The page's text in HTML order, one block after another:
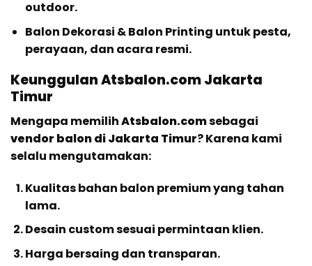
outdoor.
Balon Dekorasi & Balon Printing untuk pesta,
perayaan, dan acara resmi.
Keunggulan Atsbalon.com Jakarta
Timur
Mengapa memilihAtsbalon.comsebagai
vendor balon di Jakarta Timur? Karena kami
selalu mengutamakan:
Kualitas bahan balon premium yang tahan
lama.
Desain custom sesuai permintaan klien.
Harga bersaing dan transparan.